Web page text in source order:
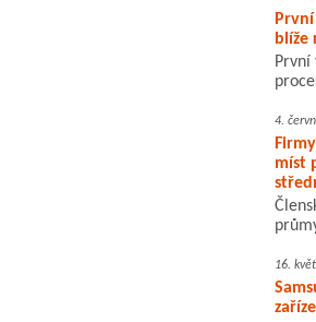
blíže
První
4.
míst
16.